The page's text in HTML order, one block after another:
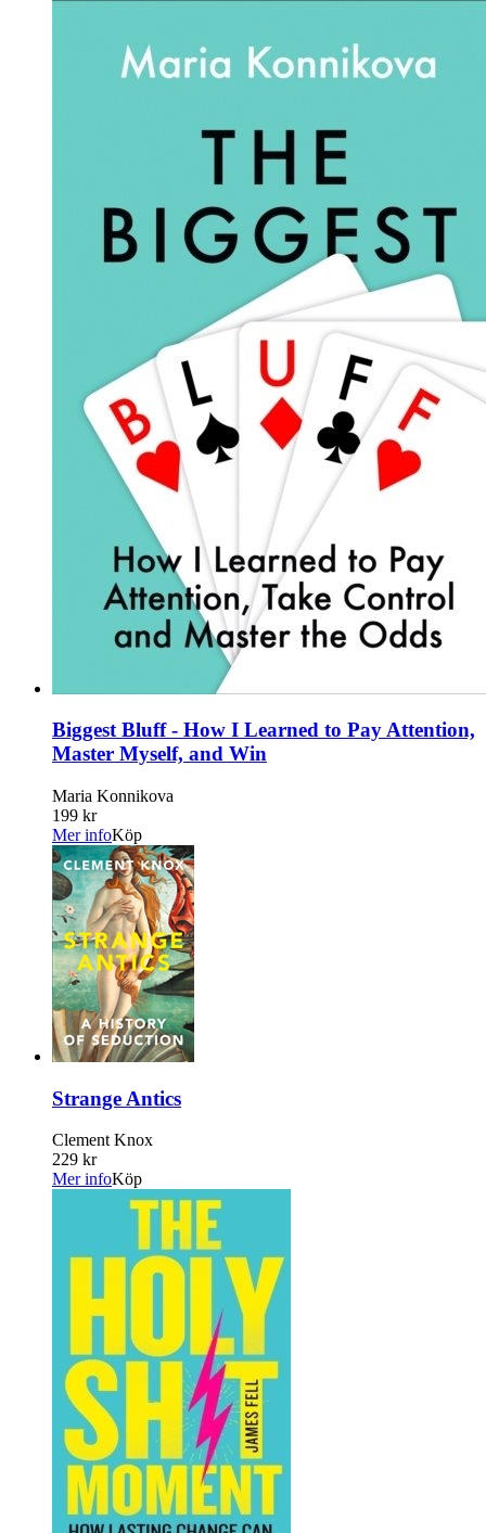
Biggest Bluff - How I Learned to Pay Attention,
Master Myself, and Win
Maria Konnikova
199 kr
Mer infoKöp
Strange Antics
Clement Knox
229 kr
Mer infoKöp